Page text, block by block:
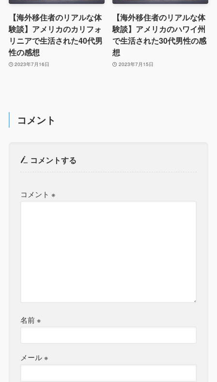
【海外移住者のリアルな体
験談】アメリカのカリフォ
リニアで生活された40代男
性の感想
2023年7月16日
【海外移住者のリアルな体
験談】アメリカのハワイ州
で生活された30代男性の感
想
2023年7月15日
コメント
コメントする
コメント※
名前※
メール※